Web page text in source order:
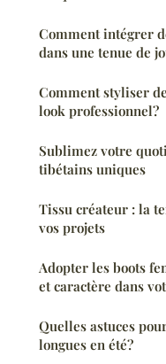
Comment intégrer
dans une tenue de
Comment styliser
look professionnel?
Sublimez votre
tibétains uniques
Tissu créateur : la
vos projets
Adopter les boots
et caractère dans
Quelles astuces
longues en été?